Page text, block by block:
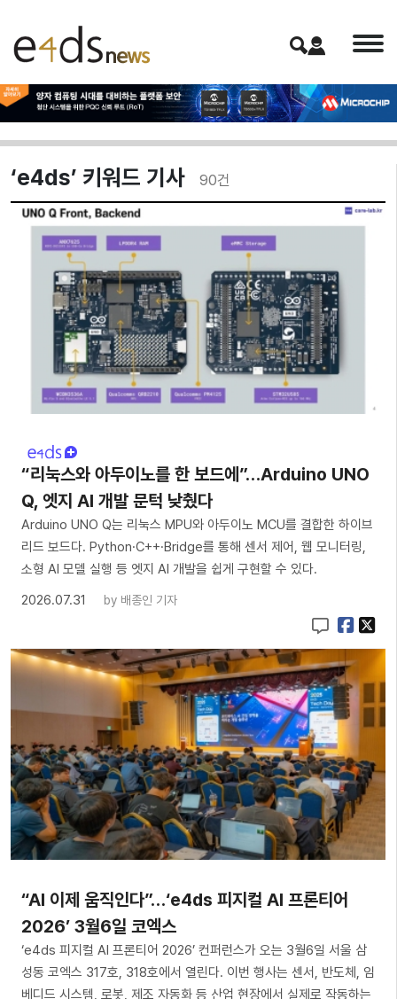
‘e4ds’ 키워드 기사 90건
“리눅스와 아두이노를 한 보드에”…Arduino UNO
Q, 엣지 AI 개발 문턱 낮췄다
Arduino UNO Q는 리눅스 MPU와 아두이노 MCU를 결합한 하이브
리드 보드다. Python·C++·Bridge를 통해 센서 제어, 웹 모니터링,
소형 AI 모델 실행 등 엣지 AI 개발을 쉽게 구현할 수 있다.
2026.07.31
by 배종인 기자
“AI 이제 움직인다”…‘e4ds 피지컬 AI 프론티어
2026’ 3월6일 코엑스
‘e4ds 피지컬 AI 프론티어 2026’ 컨퍼런스가 오는 3월6일 서울 삼
성동 코엑스 317호, 318호에서 열린다. 이번 행사는 센서, 반도체, 임
베디드 시스템, 로봇, 제조 자동화 등 산업 현장에서 실제로 작동하는